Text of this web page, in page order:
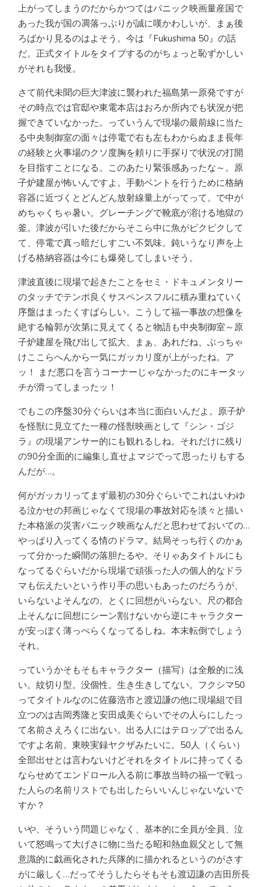
上がってしまうのだからかつてはパニック映画量産国で
あった我が国の凋落っぷりが誠に嘆かわしいが、まぁ後
ろばかり見るのはよそう。今は『Fukushima 50』の話
だ。正式タイトルをタイプするのがちょっと恥ずかしい
がそれも我慢。
さて前代未聞の巨大津波に襲われた福島第一原発ですが
その時点では官邸や東電本店はおろか所内でも状況が把
握できていなかった。っていうんで現場の最前線に当た
る中央制御室の面々は停電で右も左もわからぬまま長年
の経験と火事場のクソ度胸を頼りに手探りで状況の打開
を目指すことになる。このあたり緊張感あったな～。原
子炉建屋が怖いんですよ。手動ベントを行うために格納
容器に近づくとどんどん放射線量上がってって。で中が
めちゃくちゃ暑い。グレーチングで靴底が溶ける地獄の
釜。津波が引いた後だからそこら中に魚がピクピクして
て、停電で真っ暗だしすごい不気味。鈍いうなり声を上
げる格納容器は今にも爆発してしまいそう。
津波直後に現場で起きたことをセミ・ドキュメンタリー
のタッチでテンポ良くサスペンスフルに積み重ねていく
序盤はまったくすばらしい。こうして福一事故の想像を
絶する輪郭が次第に見えてくると物語も中央制御室～原
子炉建屋を飛び出して拡大、まぁ、あれだね、ぶっちゃ
けここらへんから一気にガッカリ度が上がったね。ア
ッ！ まだ悪口を言うコーナーじゃなかったのにキータッ
チが滑ってしまったッ！
でもこの序盤30分ぐらいは本当に面白いんだよ。原子炉
を怪獣に見立てた一種の怪獣映画として『シン・ゴジ
ラ』の現場アンサー的にも観れるしね。それだけに残り
の90分全面的に編集し直せよマジでって思ったりもする
んだが…。
何がガッカリってまず最初の30分ぐらいでこれはいわゆ
る泣かせの邦画じゃなくて現場の事故対応を淡々と描い
た本格派の災害パニック映画なんだと思わせておいての…
やっぱり入ってくる情のドラマ。結局そっち行くのかぁ
って分かった瞬間の落胆たるや。そりゃあタイトルにも
なってるぐらいだから現場で頑張った人の個人的なドラ
マも伝えたいという作り手の思いもあったのだろうが、
いらないよそんなの。とくに回想がいらない。尺の都合
上そんなに回想にシーン割けないから逆にキャラクター
が安っぽく薄っぺらくなってるしね。本末転倒でしょう
それ。
っていうかそもそもキャラクター（描写）は全般的に浅
い。紋切り型。没個性。生き生きしてない。フクシマ50
ってタイトルなのに佐藤浩市と渡辺謙の他に現場組で目
立つのは吉岡秀隆と安田成美ぐらいでその人らにしたっ
て名前さえろくに出ない。出る人にはテロップで出るん
ですよ名前。東映実録ヤクザみたいに。50人（くらい）
全部出せとは言わないけどそれをタイトルに持ってくる
ならせめてエンドロール入る前に事故当時の福一で戦っ
た人らの名前リストでも出したらいいんじゃないないで
すか？
いや、そういう問題じゃなく、基本的に全員が全員、泣
いて怒鳴って大げさに物に当たる昭和熱血親父として無
意識的に戯画化された兵隊的に描かれるというのがさす
がに厳しく…だってそうしたらそもそも渡辺謙の吉田所長